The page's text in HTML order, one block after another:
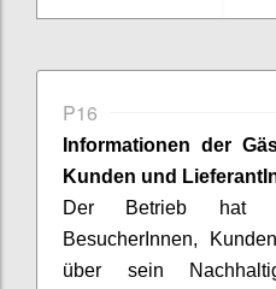
P16
Informationen der
Kunden und
Der Betrieb hat
BesucherInnen,
über sein